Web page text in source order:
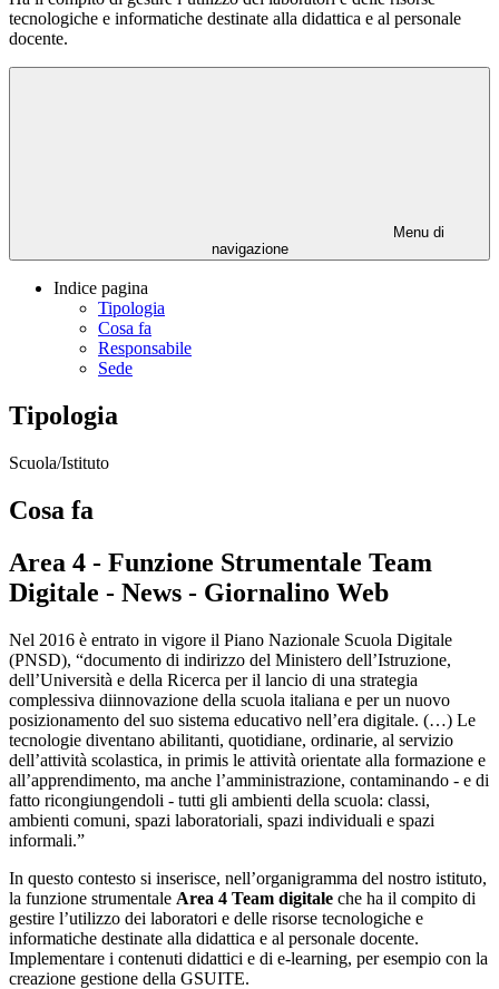
tecnologiche e informatiche destinate alla didattica e al personale
docente.
Menu di
navigazione
Indice pagina
Tipologia
Cosa fa
Responsabile
Sede
Tipologia
Scuola/Istituto
Cosa fa
Area 4 - Funzione Strumentale Team
Digitale - News - Giornalino Web
Nel 2016 è entrato in vigore il Piano Nazionale Scuola Digitale
(PNSD), “documento di indirizzo del Ministero dell’Istruzione,
dell’Università e della Ricerca per il lancio di una strategia
complessiva diinnovazione della scuola italiana e per un nuovo
posizionamento del suo sistema educativo nell’era digitale. (…) Le
tecnologie diventano abilitanti, quotidiane, ordinarie, al servizio
dell’attività scolastica, in primis le attività orientate alla formazione e
all’apprendimento, ma anche l’amministrazione, contaminando - e di
fatto ricongiungendoli - tutti gli ambienti della scuola: classi,
ambienti comuni, spazi laboratoriali, spazi individuali e spazi
informali.”
In questo contesto si inserisce, nell’organigramma del nostro istituto,
la funzione strumentale Area 4 Team digitale che ha il compito di
gestire l’utilizzo dei laboratori e delle risorse tecnologiche e
informatiche destinate alla didattica e al personale docente.
Implementare i contenuti didattici e di e-learning, per esempio con la
creazione gestione della GSUITE.